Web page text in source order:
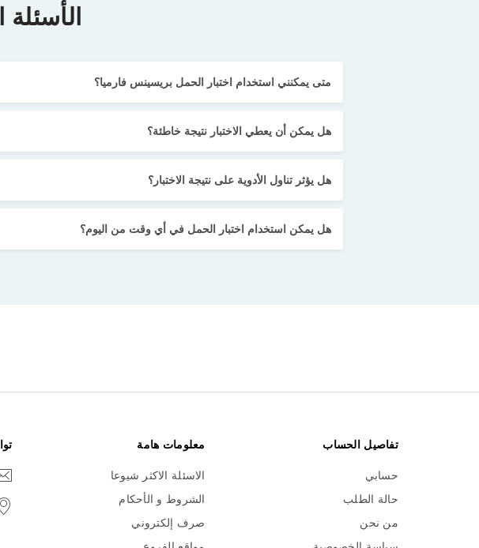
متى يمكنني استخدام اختبار الحمل بريسينس فارميا؟
هل يمكن أن يعطي الاختبار نتيجة خاطئة؟
هل يؤثر تناول الأدوية على نتيجة الاختبار؟
هل يمكن استخدام اختبار الحمل في أي وقت من اليوم؟
تفاصيل الحساب
حسابي
حالة الطلب
من نحن
معلومات هامة
الاسئلة الاكثر شيوعا
الشروط و الأحكام
صرف إلكتروني